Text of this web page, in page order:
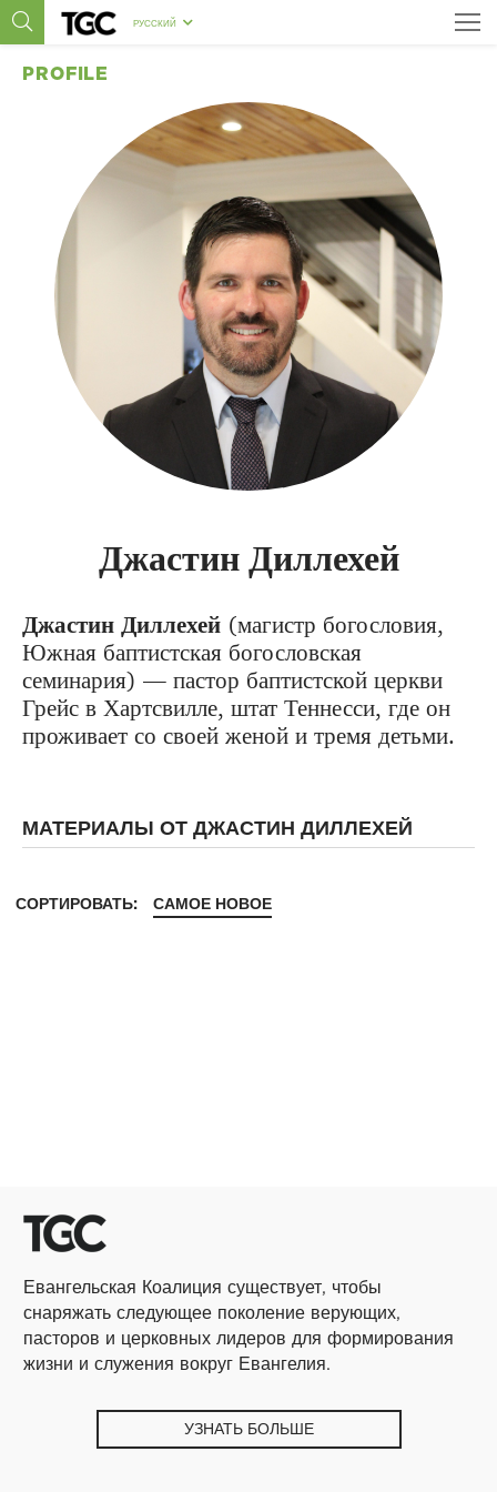
РУССКИЙ
PROFILE
Джастин Диллехей
Джастин Диллехей (магистр богословия,
Южная баптистская богословская
семинария) — пастор баптистской церкви
Грейс в Хартсвилле, штат Теннесси, где он
проживает со своей женой и тремя детьми.
МАТЕРИАЛЫ ОТ ДЖАСТИН ДИЛЛЕХЕЙ
СОРТИРОВАТЬ: САМОЕ НОВОЕ
Евангельская Коалиция существует, чтобы
снаряжать следующее поколение верующих,
пасторов и церковных лидеров для формирования
жизни и служения вокруг Евангелия.
УЗНАТЬ БОЛЬШЕ